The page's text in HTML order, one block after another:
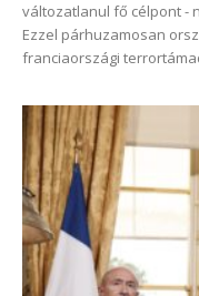
változatlanul fő célpont -
Ezzel párhuzamosan
franciaországi